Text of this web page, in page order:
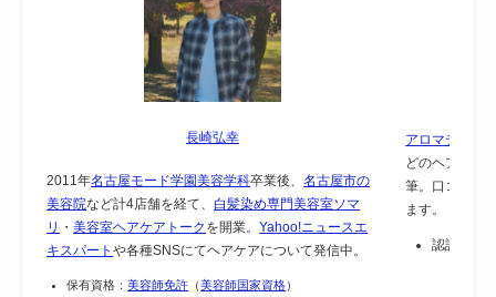
長崎弘幸
2011年名古屋モード学園美容学科卒業後、名古屋市の
美容院など計4店舗を経て、白髪染め専門美容室ソマ
リ ・美容室ヘアケアトーク を開業。Yahoo!ニュースエ
キスパートや各種SNSにてヘアケアについて発信中。
保有資格：美容師免許 （美容師国家資格）
アロマテラピ
どのヘアケア
筆。口コミで
ます。
認証：